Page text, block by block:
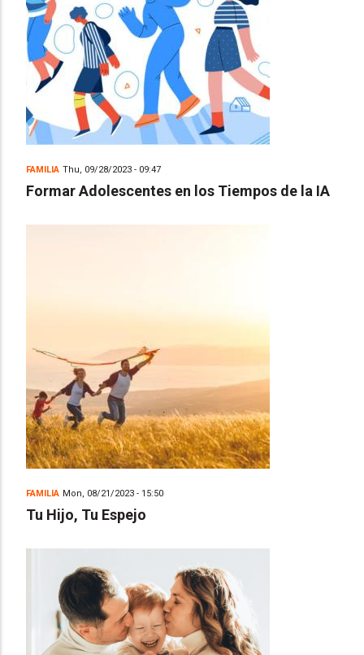
FAMILIA Thu, 09/28/2023 - 09:47
Formar Adolescentes en los Tiempos de la IA
FAMILIA Mon, 08/21/2023 - 15:50
Tu Hijo, Tu Espejo